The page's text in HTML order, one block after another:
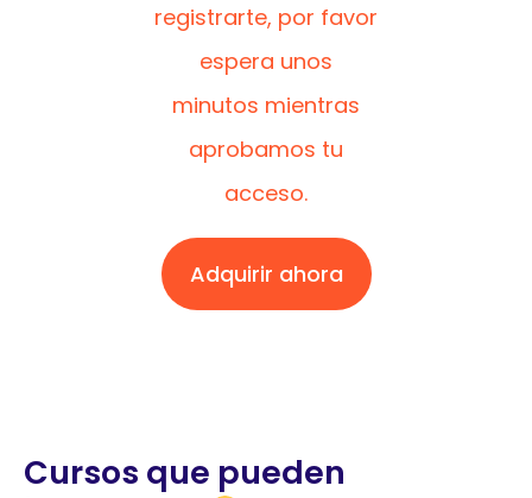
registrarte, por favor
espera unos
minutos mientras
aprobamos tu
acceso.
Adquirir ahora
Cursos que pueden